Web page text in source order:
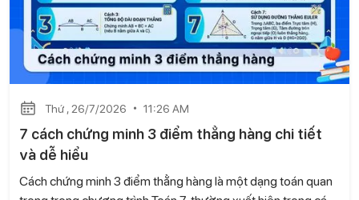
Thứ , 26/7/2026 11:26 AM
7 cách chứng minh 3 điểm thẳng hàng chi tiết
và dễ hiểu
Cách chứng minh 3 điểm thẳng hàng là một dạng toán quan